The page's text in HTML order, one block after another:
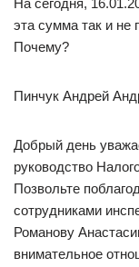
На сегодня,
эта сумма так и не
Почему?
Пинчук Андрей
Добрый день
руководство
Позвольте
сотрудниками
Романову
внимательное